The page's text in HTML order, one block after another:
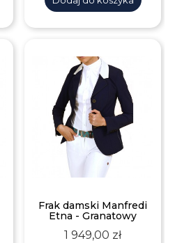
Frak damski Manfredi
Etna - Granatowy
Cena
1 949,00 zł